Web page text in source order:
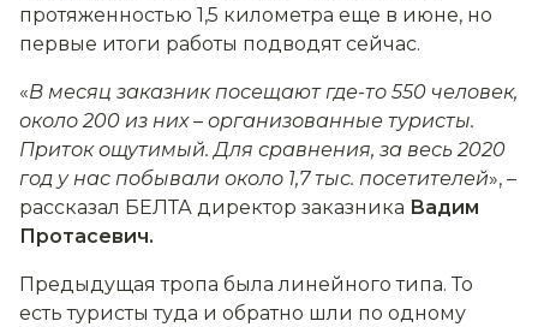
протяженностью 1,5 километра еще в июне, но
первые итоги работы подводят сейчас.
«В месяц заказник посещают где-то 550 человек,
около 200 из них– организованные туристы.
Приток ощутимый. Для сравнения, за весь 2020
год у нас побывали около 1,7 тыс. посетителей», –
рассказал БЕЛТА директор заказника Вадим
Протасевич.
Предыдущая тропа была линейного типа. То
есть туристы туда и обратно шли по одному